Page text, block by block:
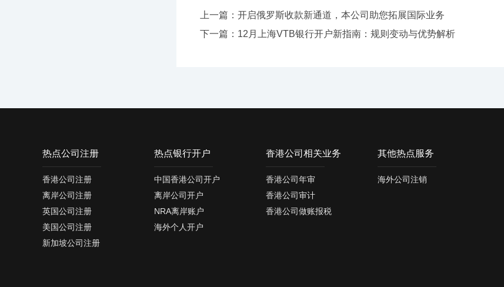
上一篇：开启俄罗斯收款新通道，本公司助您拓展国际业务
下一篇：12月上海VTB银行开户新指南：规则变动与优势解析
热点公司注册
香港公司注册
离岸公司注册
英国公司注册
美国公司注册
新加坡公司注册
热点银行开户
中国香港公司开户
离岸公司开户
NRA离岸账户
海外个人开户
香港公司相关业务
香港公司年审
香港公司审计
香港公司做账报税
其他热点服务
海外公司注销